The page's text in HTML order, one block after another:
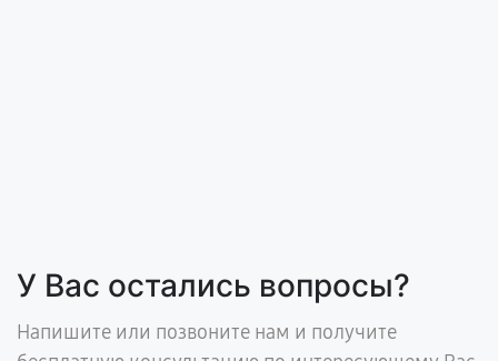
У Вас остались вопросы?
Напишите или позвоните нам и получите